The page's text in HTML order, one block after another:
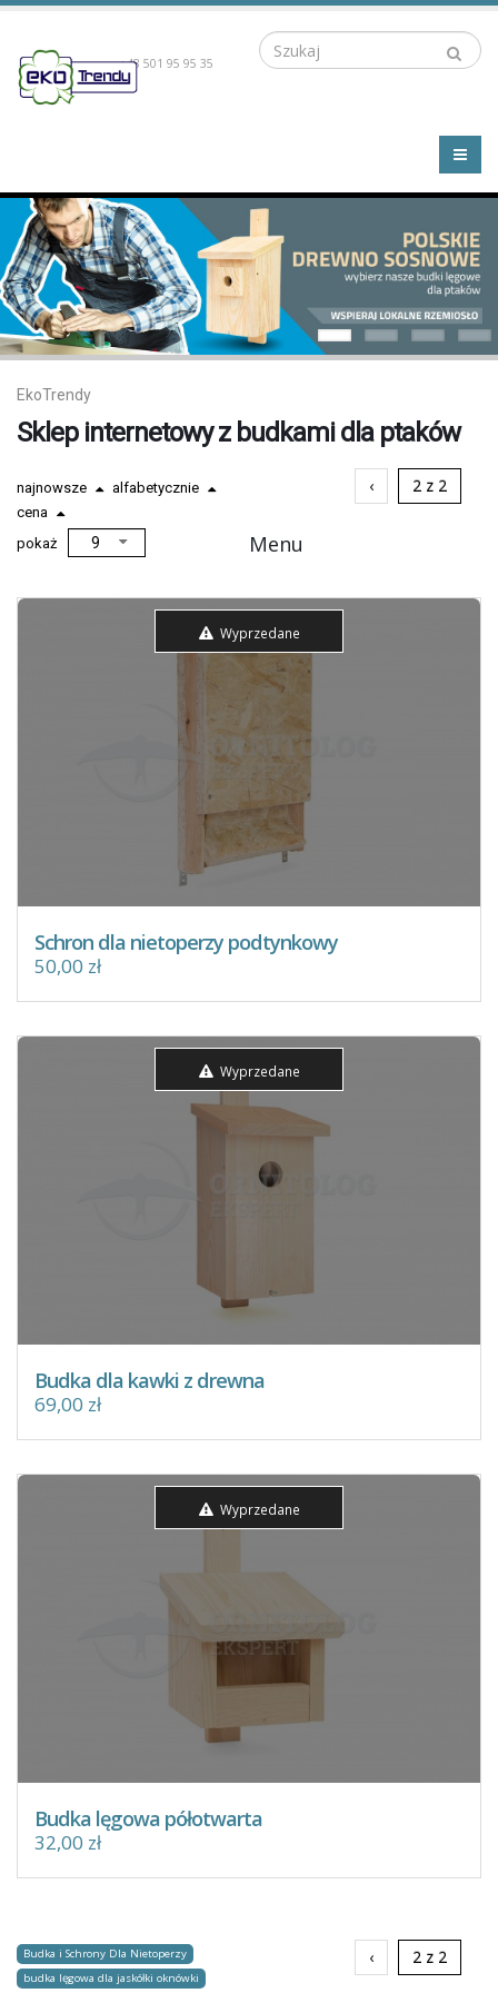
Szukaj
+48 501 95 95 35
EkoTrendy
Sklep internetowy z budkami dla ptaków
najnowsze
alfabetycznie
cena
pokaż
‹ 2 z 2
Wyprzedane
Schron dla nietoperzy podtynkowy
50,00 zł
Wyprzedane
Budka dla kawki z drewna
69,00 zł
Wyprzedane
Budka lęgowa półotwarta
32,00 zł
‹ 2 z 2
Menu
Budka i Schrony Dla Nietoperzy
budka lęgowa dla jaskółki oknówki